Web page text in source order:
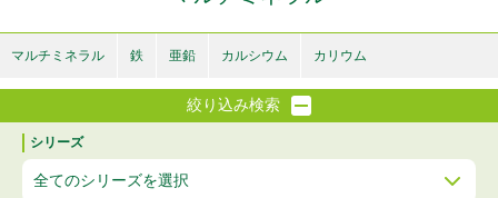
マルチミネラル 鉄 亜鉛 カルシウム カリウム
絞り込み検索
シリーズ